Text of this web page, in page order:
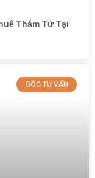
Thám Tử Tại
GÓC TƯ VẤN